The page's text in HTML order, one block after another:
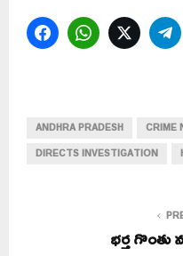
FacebookWhatsApp
ANDHRA PRADESH CRIME
DIRECTS INVESTIGATION
భర్త